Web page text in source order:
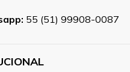
55 (51) 99908-0087